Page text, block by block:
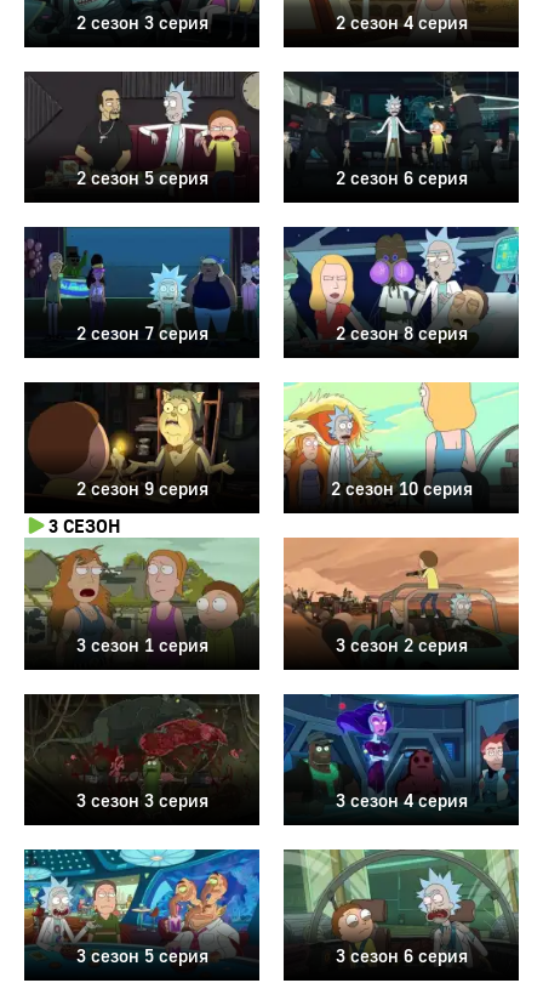
2 сезон 3 серия 2 сезон 4 серия
2 сезон 5 серия 2 сезон 6 серия
2 сезон 7 серия 2 сезон 8 серия
2 сезон 9 серия
2 сезон 10 серия
3 СЕЗОН
3 сезон 1 серия 3 сезон 2 серия
3 сезон 3 серия 3 сезон 4 серия
3 сезон 5 серия 3 сезон 6 серия